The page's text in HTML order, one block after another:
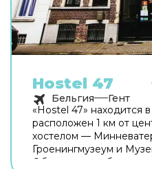
Hostel 47
Бельгия
Гент
«Hostel 47» находится
расположен 1 км от
хостелом —
Гроенингмузеум и
Общая кухня